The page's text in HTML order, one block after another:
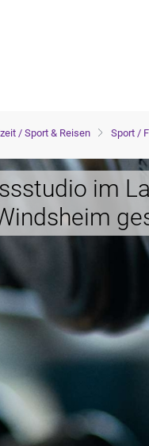
/ Sport & Reisen Sport /
im